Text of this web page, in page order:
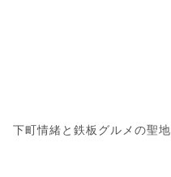
下町情緒と鉄板グルメの聖地